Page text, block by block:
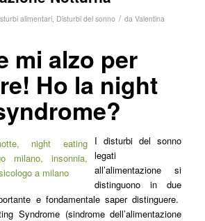
alimentari, Disturbi del sonno / da Valentina
mi alzo per
Ho la night
I disturbi del sonno
legati
all’alimentazione si
distinguono in due
e fondamentale saper distinguere.
Syndrome (sindrome dell’alimentazione